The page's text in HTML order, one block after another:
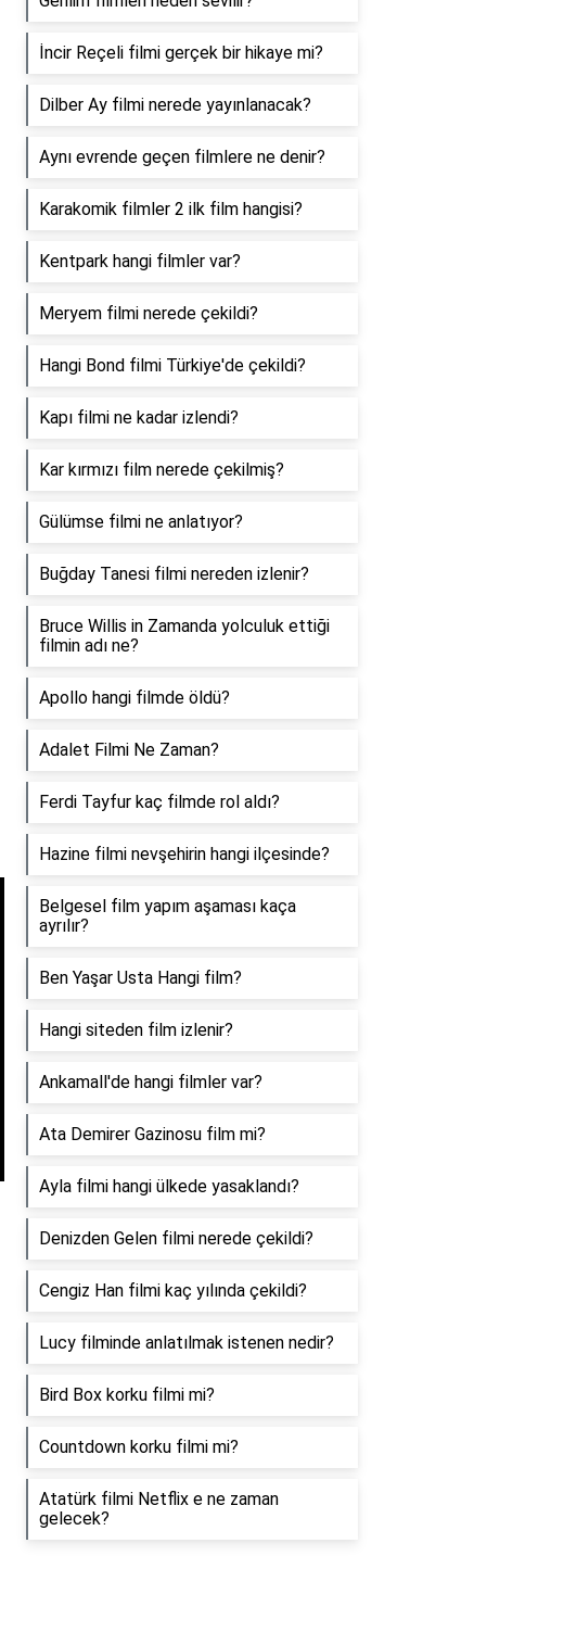
İncir Reçeli filmi gerçek bir hikaye mi?
Dilber Ay filmi nerede yayınlanacak?
Aynı evrende geçen filmlere ne denir?
Karakomik filmler 2 ilk film hangisi?
Kentpark hangi filmler var?
Meryem filmi nerede çekildi?
Hangi Bond filmi Türkiye'de çekildi?
Kapı filmi ne kadar izlendi?
Kar kırmızı film nerede çekilmiş?
Gülümse filmi ne anlatıyor?
Buğday Tanesi filmi nereden izlenir?
Bruce Willis in Zamanda yolculuk ettiği
filmin adı ne?
Apollo hangi filmde öldü?
Adalet Filmi Ne Zaman?
Ferdi Tayfur kaç filmde rol aldı?
Hazine filmi nevşehirin hangi ilçesinde?
Belgesel film yapım aşaması kaça
ayrılır?
Ben Yaşar Usta Hangi film?
Hangi siteden film izlenir?
Ankamall'de hangi filmler var?
Ata Demirer Gazinosu film mi?
Ayla filmi hangi ülkede yasaklandı?
Denizden Gelen filmi nerede çekildi?
Cengiz Han filmi kaç yılında çekildi?
Lucy filminde anlatılmak istenen nedir?
Bird Box korku filmi mi?
Countdown korku filmi mi?
Atatürk filmi Netflix e ne zaman
gelecek?